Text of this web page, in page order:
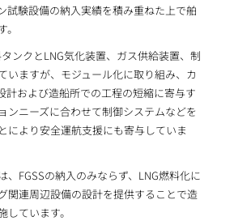
試験設備の納入実績を積み重ねた上で舶
ンクとLNG気化装置、ガス供給装置、制
いますが、モジュール化に取り組み、カ
計および造船所での工程の短縮に寄与す
ンニーズに合わせて制御システムなどを
により安全運航支援にも寄与していま
、FGSSの納入のみならず、LNG燃料化に
関連周辺設備の設計を提供することで造
ています。